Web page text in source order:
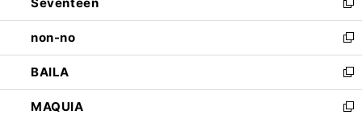
で
開
く
ド
ウ
で
開
く
新
し
い
ウ
ィ
ン
ド
non-no
新
し
い
ウ
ィ
BAILA
新
し
い
MAQUIA
新